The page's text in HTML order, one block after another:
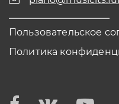
Пользовательское
Политика